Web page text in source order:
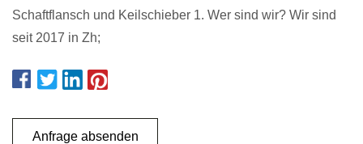
Schaftflansch und Keilschieber 1. Wer sind wir? Wir sind
seit 2017 in Zh;
Anfrage absenden